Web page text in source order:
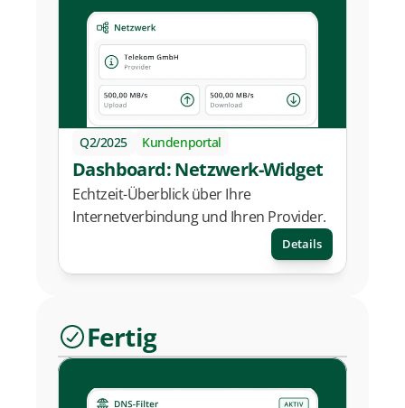
Q2/2025 Kundenportal
Dashboard: Netzwerk-Widget
Echtzeit-Überblick über Ihre
Internetverbindung und Ihren Provider.
Details
Fertig